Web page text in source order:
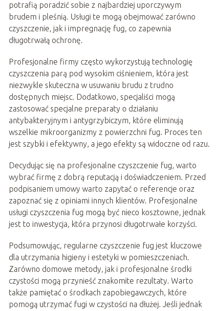
potrafią poradzić sobie z najbardziej uporczywym
brudem i pleśnią. Usługi te mogą obejmować zarówno
czyszczenie, jak i impregnację fug, co zapewnia
długotrwałą ochronę.
Profesjonalne firmy często wykorzystują technologię
czyszczenia parą pod wysokim ciśnieniem, która jest
niezwykle skuteczna w usuwaniu brudu z trudno
dostępnych miejsc. Dodatkowo, specjaliści mogą
zastosować specjalne preparaty o działaniu
antybakteryjnym i antygrzybiczym, które eliminują
wszelkie mikroorganizmy z powierzchni fug. Proces ten
jest szybki i efektywny, a jego efekty są widoczne od razu.
Decydując się na profesjonalne czyszczenie fug, warto
wybrać firmę z dobrą reputacją i doświadczeniem. Przed
podpisaniem umowy warto zapytać o referencje oraz
zapoznać się z opiniami innych klientów. Profesjonalne
usługi czyszczenia fug mogą być nieco kosztowne, jednak
jest to inwestycja, która przynosi długotrwałe korzyści.
Podsumowując, regularne czyszczenie fug jest kluczowe
dla utrzymania higieny i estetyki w pomieszczeniach.
Zarówno domowe metody, jak i profesjonalne środki
czystości mogą przynieść znakomite rezultaty. Warto
także pamiętać o środkach zapobiegawczych, które
pomogą utrzymać fugi w czystości na dłużej. Jeśli jednak